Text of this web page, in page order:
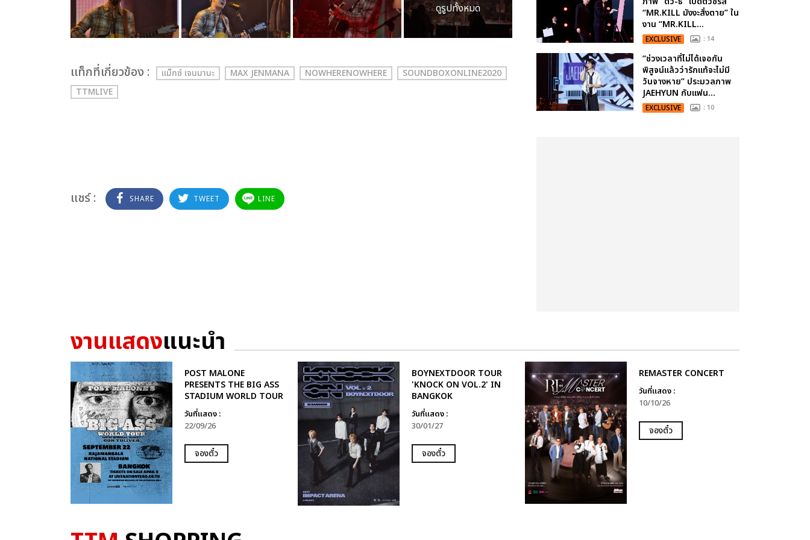
ดูรูปทั้งหมด
เเท็กที่เกี่ยวข้อง : แม็กซ์ เจนมานะ MAX JENMANA NOWHERENOWHERE
SOUNDBOXONLINE2020
TTMLIVE
แชร์ : SHARE TWEET LINE
“MR.KILL มังงะสั่งตาย” ใน
งาน “MR.KILL...
EXCLUSIVE : 14
“ช่วงเวลาที่ไม่ได้เจอกัน
พิสูจน์แล้วว่ารักแท้จะไม่มี
วันจางหาย” ประมวลภาพ
JAEHYUN กับแฟน...
EXCLUSIVE : 10
งานแสดงแนะนำ
POST MALONE
PRESENTS THE BIG ASS
STADIUM WORLD TOUR
วันที่แสดง :
22/09/26
จองตั๋ว
BOYNEXTDOOR TOUR
'KNOCK ON VOL.2' IN
BANGKOK
วันที่แสดง :
30/01/27
จองตั๋ว
REMASTER CONCERT
วันที่แสดง :
10/10/26
จองตั๋ว